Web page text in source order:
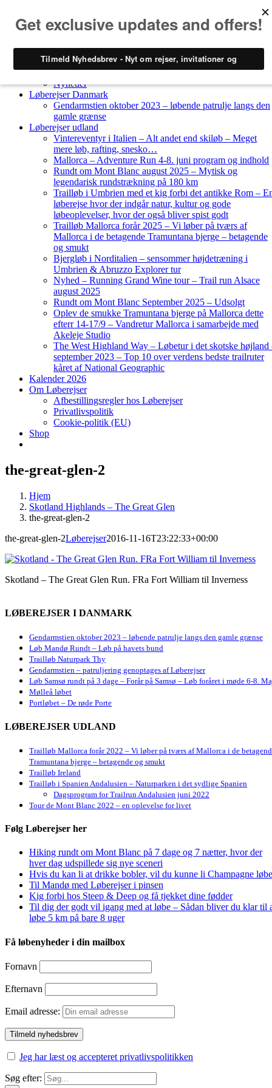
Løberejser
Nyheder
Løberejser Danmark
Gendarmstien oktober 2023 – løbende patrulje langs den
gamle grænse
Løberejser udland
Vintereventyr i Italien – Alt andet end skiløb – Meget
mere løb, rafting, snesko…
Mallorca – Adventure Run 4-8. juni program og indhold
Rundt om Mont Blanc august 2025 – Mytisk og
legendarisk rundstrækning på 180 km
Trailløb i Umbrien med et kig forbi det antikke Rom –
løberejse hvor der indgår natur, kultur og gode
løbeoplevelser, hvor der også bliver spist godt
Trailløb Mallorca forår 2025 – Vi løber på tværs af
Mallorca i de betagende Tramuntana bjerge – betagende
og smukt
Bjergløb i Norditalien – sensommer højdetræning i
Umbrien & Abruzzo Explorer tur
Nyhed – Running Grand Wine tour – Trail run Alsace
august 2025
Rundt om Mont Blanc September 2025 – Udsolgt
Oplev de smukke Tramuntana bjerge på Mallorca dette
efterr 14-17/9 – Vandretur Mallorca i samarbejde med
Akeleje Studio
The West Highland Way – Løbetur i det skotske højland
september 2023 – Top 10 over verdens bedste trailruter
kåret af National Geographic
Kalender 2026
Om Løberejser
Afbestillingsregler hos Løberejser
Privatlivspolitik
Cookie-politik (EU)
Shop
the-great-glen-2
Hjem
Skotland Highlands – The Great Glen
the-great-glen-2
the-great-glen-2Løberejser2016-11-16T23:22:33+00:00
Skotland – The Great Glen Run. FRa Fort William til Inverness
LØBEREJSER I DANMARK
Gendarmstien oktober 2023 – løbende patrulje langs den gamle grænse
Løb Mandø Rundt – Løb på havets bund
Trailløb Naturpark Thy
Gendarmstien – patruljering genoptages af Løberejser
Løb Samsø rundt på 3 dage – Forår på Samsø – Løb foråret i møde 6-8.
Mølleå løbet
Portløbet – De røde Porte
LØBEREJSER UDLAND
Trailløb Mallorca forår 2022 – Vi løber på tværs af Mallorca i de
Tramuntana bjerge – betagende og smukt
Trailløb Ireland
Trailløb i Spanien Andalusien – Naturparken i det sydlige Spanien
Dagsprogram for Trailrun Andalusien juni 2022
Tour de Mont Blanc 2022 – en oplevelse for livet
Følg Løberejser her
Hiking rundt om Mont Blanc på 7 dage og 7 nætter, hvor der
hver dag udspillede sig nye sceneri
Hvis du kan li at drikke bobler, vil du kunne li Champagne
Til Mandø med Løberejser i pinsen
Kig forbi hos Steep & Deep og få tjekket dine fødder
Til dig der godt vil igang med at løbe – Sådan bliver du klar til
løbe 5 km på bare 8 uger
Få løbenyheder i din mailbox
Fornavn
Efternavn
Email adresse:
Jeg har læst og accepteret privatlivspolitikken
Søg efter: